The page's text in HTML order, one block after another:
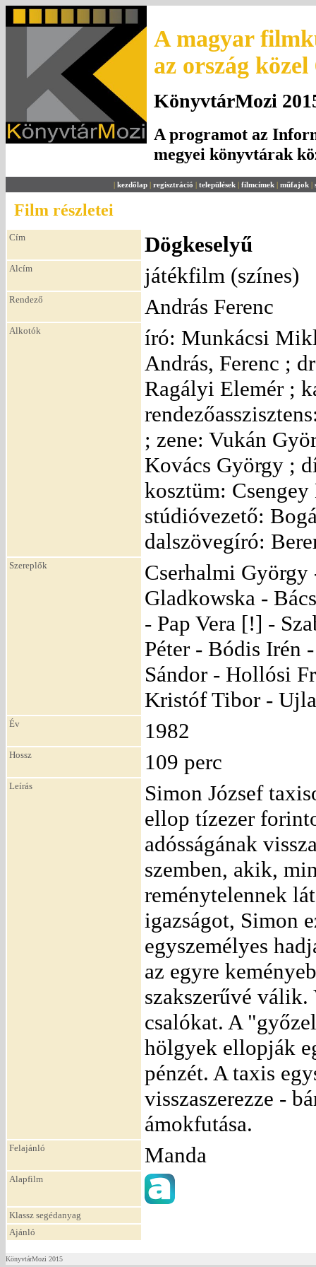
A magyar
az ország
KönyvtárMozi
A programot az
megyei könyvtárak
| kezdőlap | regisztráció | települések | filmcímek | műfajok |
Film részletei
Cím Dögkeselyű
Alcím játékfilm (színes)
Rendező András Ferenc
Alkotók
író: Munkácsi
András, Ferenc ;
Ragályi Elemér ;
; zene: Vukán
Kovács György ;
kosztüm:
stúdióvezető:
dalszövegíró:
Szereplők
Cserhalmi György
Gladkowska -
- Pap Vera [!] -
Péter - Bódis Irén
Sándor - Hollósi
Kristóf Tibor -
Év 1982
Hossz 109 perc
Leírás
Simon József
ellop tízezer
adósságának
szemben, akik,
reménytelennek
igazságot, Simon
egyszemélyes
az egyre
szakszerűvé válik.
csalókat. A
hölgyek ellopják
pénzét. A taxis
visszaszerezze -
ámokfutása.
Felajánló Manda
Alapfilm
Klassz segédanyag
Ajánló
KönyvtárMozi 2015